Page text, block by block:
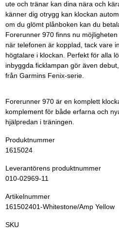
ute och tränar kan dina nära och
känner dig otrygg kan klockan
om du glömt plånboken kan du
Forerunner 970 finns nu
när telefonen är kopplad, tack vare
högtalare i klockan. Perfekt för alla
inbyggda ficklampan gör även
från Garmins Fenix-serie.
Forerunner 970 är en komplett
komplement för både erfarna och
hjälpredan i träningen.
Produktnummer
1615024
Leverantörens produktnummer
010-02969-11
Artikelnummer
161502401-Whitestone/Amp Yellow
SKU